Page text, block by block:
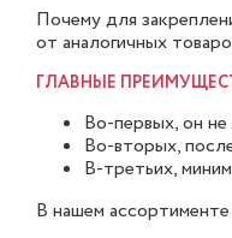
Почему для
от аналогичных
ГЛАВНЫЕ
Во-первых, он
Во-вторых,
В-третьих,
В нашем